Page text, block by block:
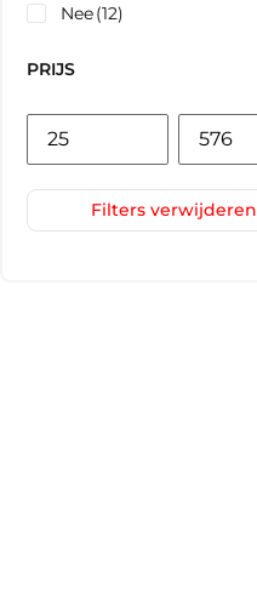
Nee(12)
PRIJS
Filters verwijderen